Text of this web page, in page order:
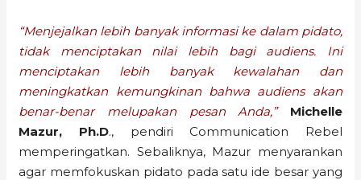
“Menjejalkan lebih banyak informasi ke dalam pidato,
tidak menciptakan nilai lebih bagi audiens. Ini
menciptakan lebih banyak kewalahan dan
meningkatkan kemungkinan bahwa audiens akan
benar-benar melupakan pesan Anda,”
Michelle
Mazur, Ph.D., pendiri Communication Rebel
memperingatkan. Sebaliknya, Mazur menyarankan
agar memfokuskan pidato pada satu ide besar yang